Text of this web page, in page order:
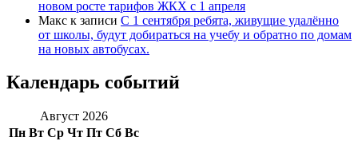
новом росте тарифов ЖКХ с 1 апреля
Макс к записи С 1 сентября ребята, живущие удалённо
от школы, будут добираться на учебу и обратно по домам
на новых автобусах.
Календарь событий
Август 2026
Пн Вт Ср Чт Пт Сб Вс